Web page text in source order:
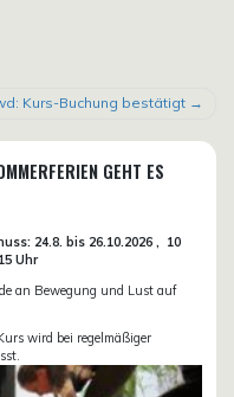
Kurs-Buchung bestätigt
GEHT ES
24.8. bis 26.10.2026 , 10
Uhr
an Bewegung und Lust auf
wird bei regelmäßiger